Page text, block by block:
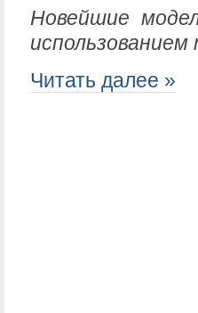
Новейшие
Читать далее »